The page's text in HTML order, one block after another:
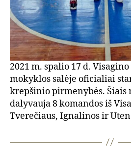
2021 m. spalio 17 d.
mokyklos salėje oficialiai
krepšinio pirmenybės. Šiais
dalyvauja 8 komandos iš
Tverečiaus, Ignalinos ir